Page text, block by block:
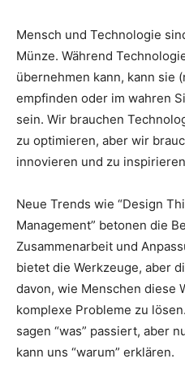
Mensch und Technologie
Münze. Während
übernehmen kann, kann sie
empfinden oder im wahren
sein. Wir brauchen
zu optimieren, aber wir
innovieren und zu
Neue Trends wie “Design
Management” betonen die
Zusammenarbeit und
bietet die Werkzeuge, aber
davon, wie Menschen diese
komplexe Probleme zu
sagen “was” passiert, aber
kann uns “warum” erklären.